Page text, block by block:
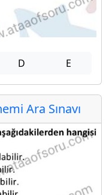
D E
Ara Sınavı